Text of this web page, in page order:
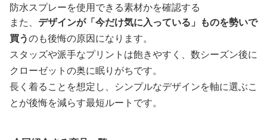
防水スプレーを使用できる素材かを確認する
また、 デザインが「今だけ気に入っている」ものを勢いで
買うのも後悔の原因になります。
スタッズや派手なプリントは飽きやすく、数シーズン後に
クローゼットの奥に眠りがちです。
長く着ることを想定し、シンプルなデザインを軸に選ぶこ
とが後悔を減らす最短ルートです。